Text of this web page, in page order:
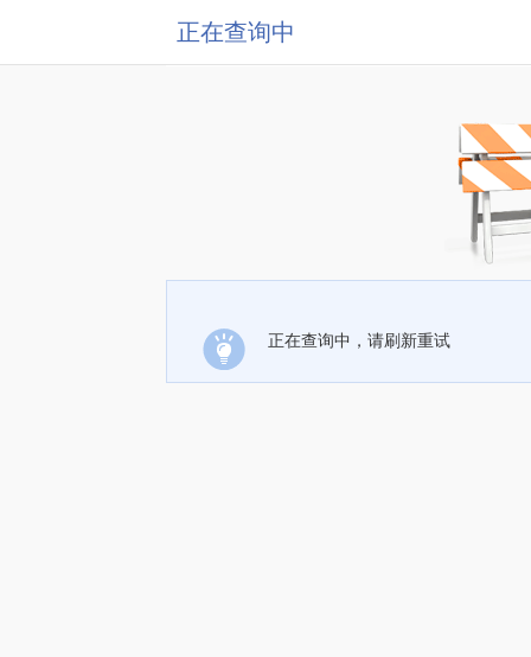
正在查询中
正在查询中，请刷新重试